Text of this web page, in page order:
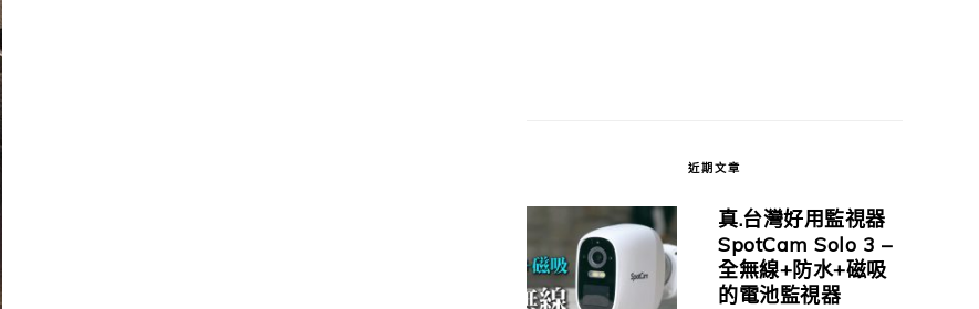
近期文章
真.台灣好用監視器
SpotCam Solo 3 –
全無線+防水+磁吸
的電池監視器